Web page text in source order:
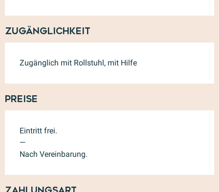
Zugänglichkeit
Zugänglich mit Rollstuhl, mit Hilfe
Preise
Eintritt frei.
—
Nach Vereinbarung.